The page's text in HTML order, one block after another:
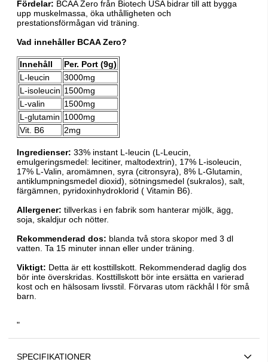
Fördelar: BCAA Zero från Biotech USA bidrar till att bygga
upp muskelmassa, öka uthålligheten och
prestationsförmågan vid träning.
Vad innehåller BCAA Zero?
Innehåll
Per. Port (9g)
L-leucin
3000mg
L-isoleucin 1500mg
L-valin
1500mg
L-glutamin 1000mg
Vit. B6
2mg
Ingredienser: 33% instant L-leucin (L-Leucin,
emulgeringsmedel: lecitiner, maltodextrin), 17% L-isoleucin,
17% L-Valin, aromämnen, syra (citronsyra), 8% L-Glutamin,
antiklumpningsmedel dioxid), sötningsmedel (sukralos), salt,
färgämnen, pyridoxinhydroklorid ( Vitamin B6).
Allergener: tillverkas i en fabrik som hanterar mjölk, ägg,
soja, skaldjur och nötter.
Rekommenderad dos: blanda två stora skopor med 3 dl
vatten. Ta 15 minuter innan eller under träning.
Viktigt: Detta är ett kosttillskott. Rekommenderad daglig dos
bör inte överskridas. Kosttillskott bör inte ersätta en varierad
kost och en hälsosam livsstil. Förvaras utom räckhål l för små
barn.
"
SPECIFIKATIONER